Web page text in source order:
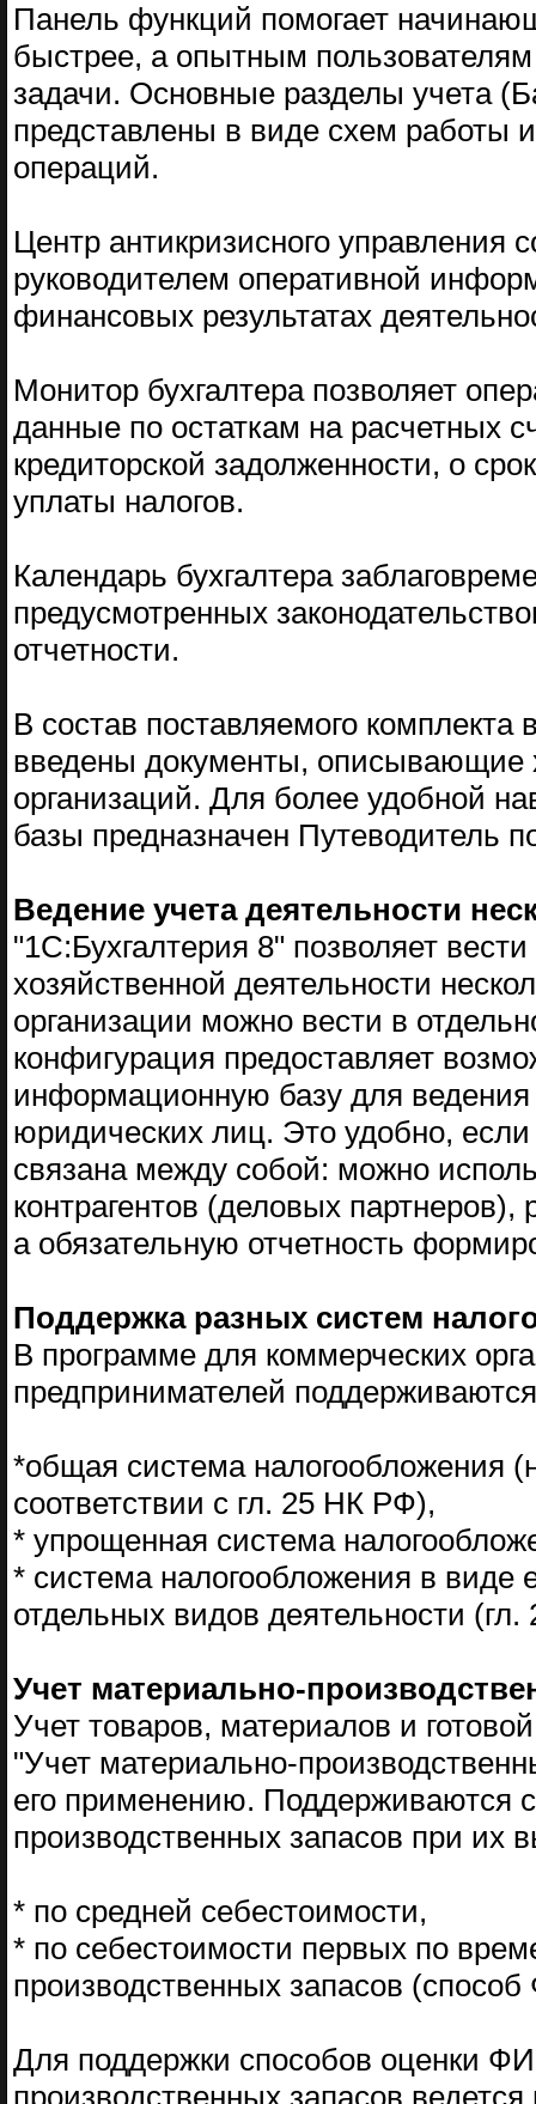
Панель функций помогает
быстрее, а опытным
задачи. Основные разделы учета
представлены в виде схем работы
операций.
Центр антикризисного управления
руководителем оперативной
финансовых результатах
Монитор бухгалтера позволяет
данные по остаткам на расчетных
кредиторской задолженности, о
уплаты налогов.
Календарь бухгалтера
предусмотренных
отчетности.
В состав поставляемого
введены документы, описывающие
организаций. Для более удобной
базы предназначен Путеводитель
Ведение учета деятельности
"1С:Бухгалтерия 8" позволяет
хозяйственной деятельности
организации можно вести в
конфигурация предоставляет
информационную базу для ведения
юридических лиц. Это удобно, если
связана между собой: можно
контрагентов (деловых
а обязательную отчетность
Поддержка разных систем
В программе для коммерческих
предпринимателей
*общая система налогообложения
соответствии с гл. 25 НК РФ),
* упрощенная система
* система налогообложения в виде
отдельных видов деятельности
Учет материально-
Учет товаров, материалов и
"Учет материально-
его применению. Поддерживаются
производственных запасов при их
* по средней себестоимости,
* по себестоимости первых по
производственных запасов
Для поддержки способов оценки
производственных запасов